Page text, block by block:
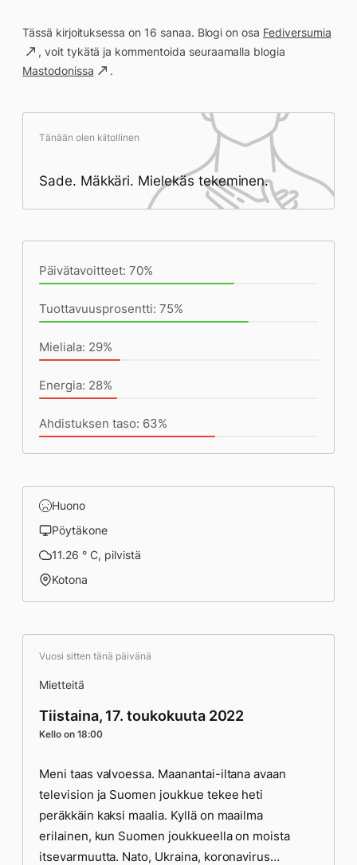
Tässä kirjoituksessa on 16 sanaa. Blogi on osa Fediversumia
, voit tykätä ja kommentoida seuraamalla blogia
Mastodonissa
.
Tänään olen kiitollinen
Sade. Mäkkäri. Mielekäs tekeminen.
Päivätavoitteet: 70%
Tuottavuusprosentti: 75%
Mieliala: 29%
Energia: 28%
Ahdistuksen taso: 63%
Huono
Pöytäkone
11.26 ° C, pilvistä
Kotona
Vuosi sitten tänä päivänä
Mietteitä
Tiistaina, 17. toukokuuta 2022
Kello on 18:00
Meni taas valvoessa. Maanantai-iltana avaan
television ja Suomen joukkue tekee heti
peräkkäin kaksi maalia. Kyllä on maailma
erilainen, kun Suomen joukkueella on moista
itsevarmuutta. Nato, Ukraina, koronavirus…